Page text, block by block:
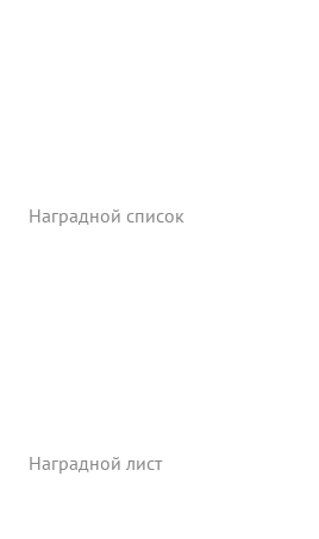
Наградной список
Наградной лист